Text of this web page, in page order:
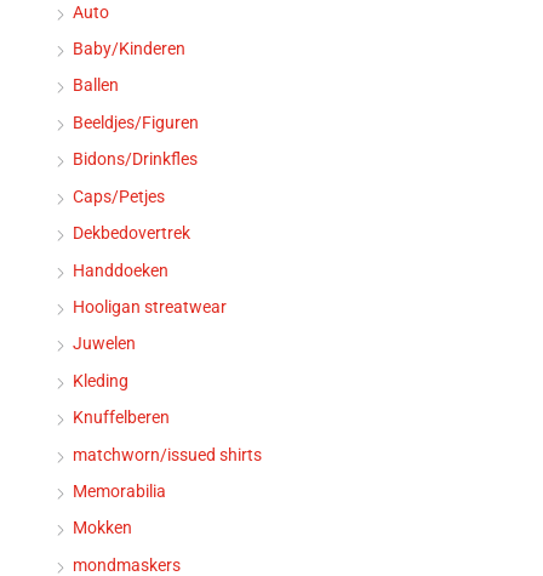
Auto
Baby/Kinderen
Ballen
Beeldjes/Figuren
Bidons/Drinkfles
Caps/Petjes
Dekbedovertrek
Handdoeken
Hooligan streatwear
Juwelen
Kleding
Knuffelberen
matchworn/issued shirts
Memorabilia
Mokken
mondmaskers